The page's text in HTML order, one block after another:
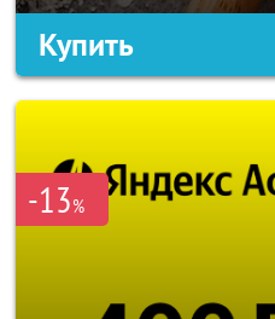
Купить
-13%